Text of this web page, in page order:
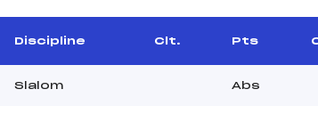
Discipline Clt. Pts
Slalom Abs